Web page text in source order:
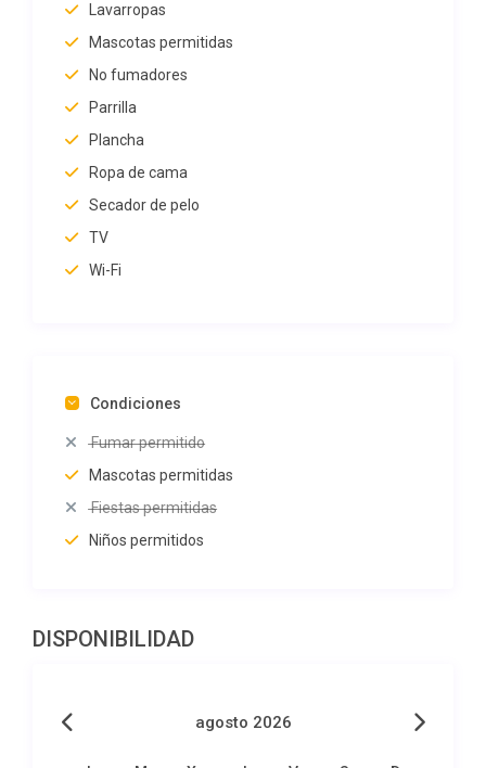
Lavarropas
Mascotas permitidas
No fumadores
Parrilla
Plancha
Ropa de cama
Secador de pelo
TV
Wi-Fi
Condiciones
Fumar permitido
Mascotas permitidas
Fiestas permitidas
Niños permitidos
DISPONIBILIDAD
agosto 2026